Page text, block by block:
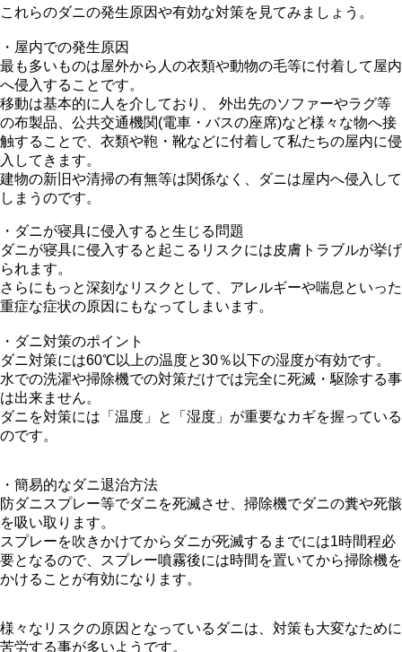
これらのダニの発生原因や有効な対策を見てみましょう。
・屋内での発生原因
最も多いものは屋外から人の衣類や動物の毛等に付着して屋内
へ侵入することです。
移動は基本的に人を介しており、 外出先のソファーやラグ等
の布製品、公共交通機関(電車・バスの座席)など様々な物へ接
触することで、衣類や鞄・靴などに付着して私たちの屋内に侵
入してきます。
建物の新旧や清掃の有無等は関係なく、ダニは屋内へ侵入して
しまうのです。
・ダニが寝具に侵入すると生じる問題
ダニが寝具に侵入すると起こるリスクには皮膚トラブルが挙げ
られます。
さらにもっと深刻なリスクとして、アレルギーや喘息といった
重症な症状の原因にもなってしまいます。
・ダニ対策のポイント
ダニ対策には60℃以上の温度と30％以下の湿度が有効です。
水での洗濯や掃除機での対策だけでは完全に死滅・駆除する事
は出来ません。
ダニを対策には「温度」と「湿度」が重要なカギを握っている
のです。
・簡易的なダニ退治方法
防ダニスプレー等でダニを死滅させ、掃除機でダニの糞や死骸
を吸い取ります。
スプレーを吹きかけてからダニが死滅するまでには1時間程必
要となるので、スプレー噴霧後には時間を置いてから掃除機を
かけることが有効になります。
様々なリスクの原因となっているダニは、対策も大変なために
苦労する事が多いようです。